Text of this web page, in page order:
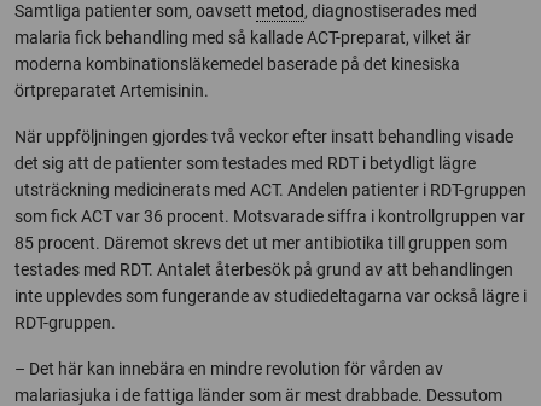
Samtliga patienter som, oavsett metod, diagnostiserades med
malaria fick behandling med så kallade ACT-preparat, vilket är
moderna kombinationsläkemedel baserade på det kinesiska
örtpreparatet Artemisinin.
När uppföljningen gjordes två veckor efter insatt behandling visade
det sig att de patienter som testades med RDT i betydligt lägre
utsträckning medicinerats med ACT. Andelen patienter i RDT-gruppen
som fick ACT var 36 procent. Motsvarade siffra i kontrollgruppen var
85 procent. Däremot skrevs det ut mer antibiotika till gruppen som
testades med RDT. Antalet återbesök på grund av att behandlingen
inte upplevdes som fungerande av studiedeltagarna var också lägre i
RDT-gruppen.
– Det här kan innebära en mindre revolution för vården av
malariasjuka i de fattiga länder som är mest drabbade. Dessutom